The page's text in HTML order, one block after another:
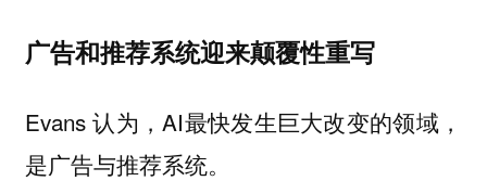
广告和推荐系统迎来颠覆性重写
Evans 认为，AI最快发生巨大改变的领域，
是广告与推荐系统。